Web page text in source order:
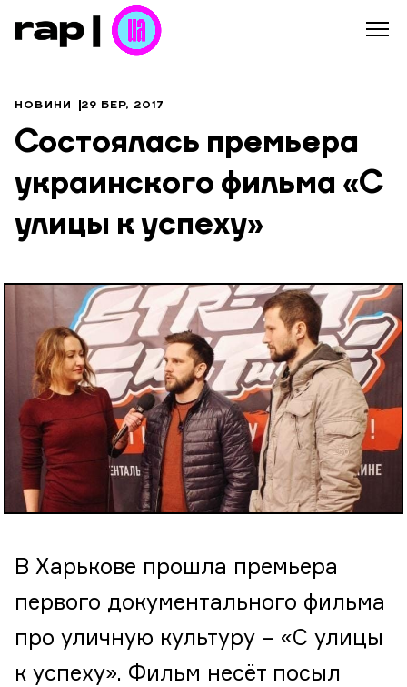
НОВИНИ 29 БЕР, 2017
Состоялась премьера
украинского фильма «С
улицы к успеху»
В Харькове прошла премьера
первого документального фильма
про уличную культуру – «С улицы
к успеху». Фильм несёт посыл